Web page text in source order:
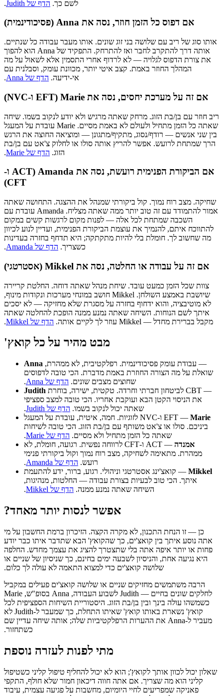
לשם כך. הדף של Judith .
‫אם דפוס כל הזמן חוזר, נסה את Anna (פסיכודינמית)
‫אותו סוג של ריב עם שלושה בני זוג שונים. אותו מעבר עבודה כל שנתיים.
אותה דרך להתקרב לחבר ואז להתרחק. התפקיד של Anna הוא להפוך
את צורת הדפוס לגלויה — לא לרדוף אחרי התסמין אלא לשאול על מה
המהלך החוזר באמת. קצב איטי יותר, מכוונת עומק, וסבלנית עם
אי-ידיעה. הדף של Anna .
‫אם זה על מערכת יחסים, נסה את Marie (EFT ו-NVC)
‫ריב חוזר עם בן/בת הזוג. מרחק שאתה מרגיש ולא יודע לנקוב בשמו. שיחה
שאתה כל הזמן מתחיל ולעולם לא באמת מסיים. Marie עובדת על המעגל
בין שני אנשים — רודף/נסוג, מתקיף/מתגונן — ומוציאה החוצה את הרגש
הרך שמתחת לרועש. אפשר להריץ אותה סולו או לחלוק צ'אט עם בן/בת
הזוג. הדף של Marie .
‫אם הביקורת הפנימית רועשת, נסה את Amanda (ACT ו-
CFT)
‫שחיקה. מצב רוח נמוך. קול ביקורתי שמנהל את ההצגה. התחושה שאתה
אמור להתמודד עם זה טוב יותר ממה שאתה מצליח. Amanda עובדת עם
השכבה שמתחת לכל אלה — לפנות מקום לרגשות קשים במקום
להתווכח איתם, להנמיך את עוצמת הביקורת הפנימית, ועדיין לנוע לכיוון
מה שחשוב לך. חומלת בלי להיות מתקתקה; היא תדחף בחזרה בעדינות
כשצריך. הדף של Amanda .
‫אם זה על עבודה או החלטה, נסה את Mikkel (אסטרטגי)
‫צוות שכל הזמן כמעט עובד. שיחת מנהל שאתה דוחה. החלטת קריירה
שיושבת באמצע השולחן. Mikkel חושב במונחי מערכות ונקודות מינוף,
לא מוטיבציה, והוא ידחוף בחזרה על מסגרת שלא מחזיקה — לא יסכים
איתך לשם הנוחות. השיחה שאתה נמנע ממנה הופכת להחלטה שאתה
מקבל בברירת מחדל — Mikkel עוזר לך לקיים אותה.
הדף של Mikkel .
‫מבט מהיר על כל קואץ'
Anna ‫— עבודת עומק פסיכודינמית. רפלקטיבית, לא ממהרת,
שואלת על מה הצורה החוזרת באמת מדברת. הכי טובה לדפוסים
שחוצים מצבים שונים. הדף של Anna
.
Judith ‫— CBT לביטחון חברתי וחרדה. טקטית, ישירה, בוחרת
את הניסוי הקטן הבא ועוקבת אחריו. הכי טובה למצב ספציפי
שאתה יכול לנקוב בשמו. הדף של Judith
.
‫Marie
‫— EFT ו-NVC לזוגיות. חמה, איטית, עובדת על המעגל
ביניכם. סולו או צ'אט משותף עם בן/בת הזוג. הכי טובה לשיחות
שאתה כל הזמן מתחיל ולא מסיים. הדף של Marie
.
אמנדה
‫— ACT ו-CFT לרווחה נפשית. רגועה, חומלת, לא
ממהרת. מתאימה לשחיקה, מצב רוח נמוך וקול ביקורתי פנימי
רועש. הדף של Amanda
.
‫Mikkel ‫— קואצ'ינג אסטרטגי וניהולי. רגוע, ברור, ידע להתעמת
איתך. הכי טוב לבעיות בצורת עבודה — החלטות, מנהיגות,
השיחה שאתה נמנע ממנה. הדף של Mikkel .
‫אפשר לנסות יותר מאחד?
‫כן — זו הנחת התכנון, לא מקרה הקצה. הזיכרון ברמת החשבון על מי
אתה נוסע איתך בין קואצ'ים, כך שהקואץ' הבא שתדבר איתו כבר יודע
פחות או יותר איפה אתה בלי שתצטרך להציג את עצמך מחדש. החלפה
היא נגיעה אחת, והניסיון לשבעה ימים בחינם, כך שניסיון של שניים או
שלושה קואצ'ים כדי למצוא התאמה לא עולה לך כלום.
‫הרבה משתמשים מחזיקים שניים או שלושה קואצ'ים פעילים במקביל
לחלקים שונים בחיים — Judith לשבוע העבודה, Anna בסופ"ש, Marie
כשמשהו עולה בינך ובין בן/בת הזוג. היסטוריית השיחות הספציפית לכל
קואץ' נשארת באותו קואץ' שאיתו התחלת, כך שמעבר ל-Judith לא
מעביר ל-Anna את ההערות הרפלקטיביות שלה; אותה שיחה עדיין שם
כשתחזור.
מתי לפנות לעזרה נוספת
‫שאלון יכול לכוון אותך לקואץ'; הוא לא יכול להחליף טיפול קליני כשטיפול
קליני הוא מה שצריך. אם אתה חווה דיכאון חמור שלא חולף, התקפי
פאניקה שמפריעים לחיי היומיום, מחשבות על פגיעה עצמית, עיבוד